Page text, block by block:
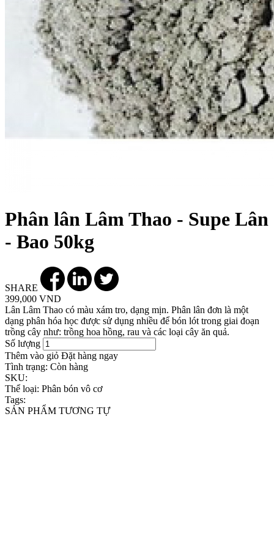
Phân lân Lâm Thao - Supe Lân
- Bao 50kg
SHARE
399,000 VND
Lân Lâm Thao có màu xám tro, dạng mịn. Phân lân đơn là một
dạng phân hóa học được sử dụng nhiều để bón lót trong giai đoạn
trồng cây như: trồng hoa hồng, rau và các loại cây ăn quả.
Số lượng
Thêm vào giỏ Đặt hàng ngay
Tình trạng: Còn hàng
SKU:
Thể loại: Phân bón vô cơ
Tags:
SẢN PHẨM TƯƠNG TỰ